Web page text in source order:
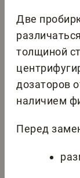
Две
толщиной
дозаторов
наличием
Перед